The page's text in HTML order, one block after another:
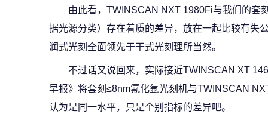
由此看，TWINSCAN NXT 1980Fi与我们的套
据光源分类）存在着质的差异，放在一起比较有失
润式光刻全面领先于干式光刻理所当然。
不过话又说回来，实际接近TWINSCAN XT
早报》将套刻≤8nm氟化氩光刻机与TWINSCAN
认为是同一水平，只是个别指标的差异吧。